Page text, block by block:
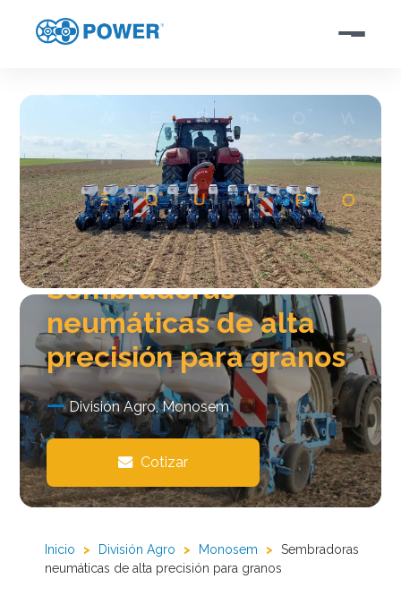
Sembradoras
neumáticas de alta
precisión para granos
División Agro, Monosem
Cotizar
Inicio > División Agro > Monosem >
Sembradoras
neumáticas de alta precisión para granos